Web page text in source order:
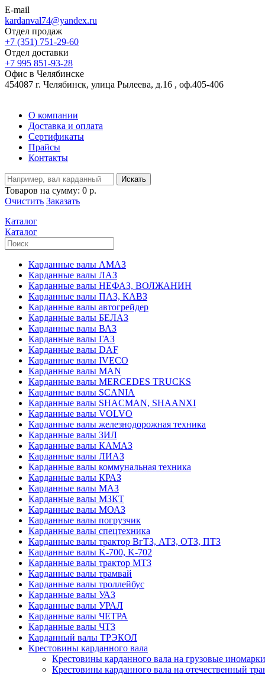
E-mail
kardanval74@yandex.ru
Отдел продаж
+7 (351) 751-29-60
Отдел доставки
+7 995 851-93-28
Офис в Челябинске
454087 г. Челябинск, улица Рылеева, д.16 , оф.405-406
О компании
Доставка и оплата
Сертификаты
Прайсы
Контакты
Искать
Товаров на сумму: 0 р.
Очистить Заказать
Каталог
Каталог
Карданные валы АМАЗ
Карданные валы ЛАЗ
Карданные валы НЕФАЗ, ВОЛЖАНИН
Карданные валы ПАЗ, КАВЗ
Карданные валы автогрейдер
Карданные валы БЕЛАЗ
Карданные валы ВАЗ
Карданные валы ГАЗ
Карданные валы DAF
Карданные валы IVECO
Карданные валы MAN
Карданные валы MERCEDES TRUCKS
Карданные валы SCANIA
Карданные валы SHACMAN, SHAANXI
Карданные валы VOLVO
Карданные валы железнодорожная техника
Карданные валы ЗИЛ
Карданные валы КАМАЗ
Карданные валы ЛИАЗ
Карданные валы коммунальная техника
Карданные валы КРАЗ
Карданные валы МАЗ
Карданные валы МЗКТ
Карданные валы МОАЗ
Карданные валы погрузчик
Карданные валы спецтехника
Карданные валы трактор ВгТЗ, АТЗ, ОТЗ, ПТЗ
Карданные валы K-700, K-702
Карданные валы трактор МТЗ
Карданные валы трамвай
Карданные валы троллейбус
Карданные валы УАЗ
Карданные валы УРАЛ
Карданные валы ЧЕТРА
Карданные валы ЧТЗ
Карданный валы ТРЭКОЛ
Крестовины карданного вала
Крестовины карданного вала на грузовые
Крестовины карданного вала на отечественный